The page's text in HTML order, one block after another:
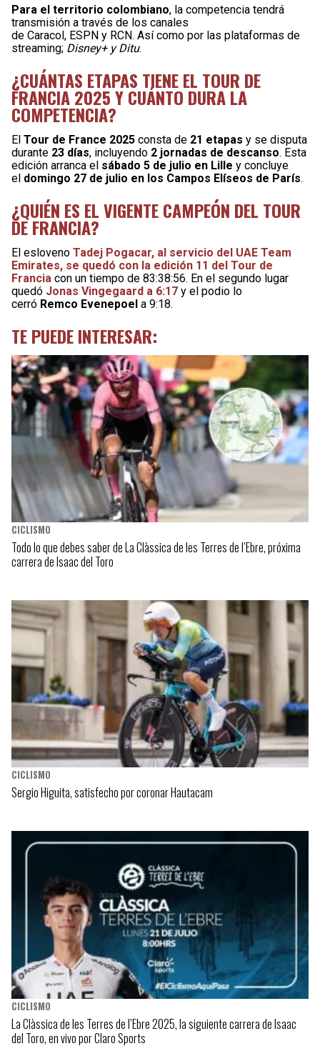
Para el territorio colombiano, la competencia tendrá
transmisión a través de los canales
de Caracol, ESPN y RCN. Así como por las plataformas de
streaming; Disney+ y Ditu.
¿CUÁNTAS ETAPAS TIENE EL TOUR DE
FRANCIA 2025 Y CUÁNTO DURA LA
COMPETENCIA?
El Tour de France 2025 consta de 21 etapas y se disputa
durante 23 días, incluyendo 2 jornadas de descanso. Esta
edición arranca el sábado 5 de julio en Lille y concluye
el domingo 27 de julio en los Campos Elíseos de París.
¿QUIÉN ES EL VIGENTE CAMPEÓN DEL TOUR
DE FRANCIA?
El esloveno Tadej Pogacar, al servicio del UAE Team
Emirates, se quedó con la edición 11 del Tour de
Francia con un tiempo de 83:38:56. En el segundo lugar
quedó Jonas Vingegaard a 6:17 y el podio lo
cerró Remco Evenepoel a 9:18.
TE PUEDE INTERESAR:
CICLISMO
Todo lo que debes saber de La Clàssica de les Terres de l’Ebre, próxima
carrera de Isaac del Toro
CICLISMO
Sergio Higuita, satisfecho por coronar Hautacam
CICLISMO
La Clàssica de les Terres de l’Ebre 2025, la siguiente carrera de Isaac
del Toro, en vivo por Claro Sports